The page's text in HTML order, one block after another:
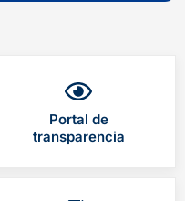
Portal de
transparencia